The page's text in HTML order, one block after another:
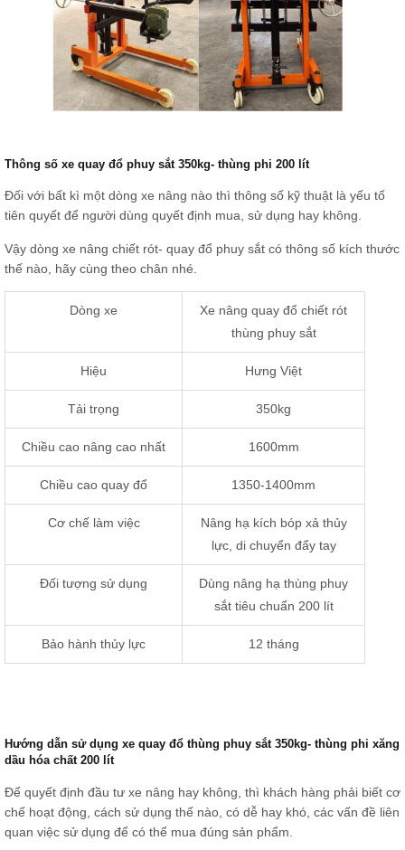
Thông số xe quay đổ phuy sắt 350kg- thùng phi 200 lít
Đối với bất kì một dòng xe nâng nào thì thông số kỹ thuật là yếu tố
tiên quyết để người dùng quyết định mua, sử dụng hay không.
Vậy dòng xe nâng chiết rót- quay đổ phuy sắt có thông số kích thước
thế nào, hãy cùng theo chân nhé.
Dòng xe
Xe nâng quay đổ chiết rót
thùng phuy sắt
Hiệu Hưng Việt
Tải trọng 350kg
Chiều cao nâng cao nhất 1600mm
Chiều cao quay đổ 1350-1400mm
Cơ chế làm việc
Nâng hạ kích bóp xả thủy
lực, di chuyển đẩy tay
Đối tượng sử dụng
Dùng nâng hạ thùng phuy
sắt tiêu chuẩn 200 lít
Bảo hành thủy lực 12 tháng
Hướng dẫn sử dụng xe quay đổ thùng phuy sắt 350kg- thùng phi xăng
dầu hóa chất 200 lít
Để quyết định đầu tư xe nâng hay không, thì khách hàng phải biết cơ
chế hoạt động, cách sử dụng thế nào, có dễ hay khó, các vấn đề liên
quan việc sử dụng để có thể mua đúng sản phẩm.